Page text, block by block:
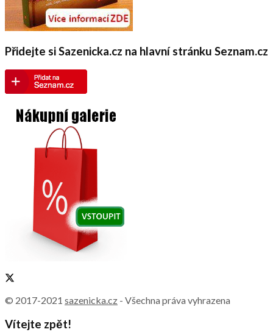
Přidejte si Sazenicka.cz na hlavní stránku Seznam.cz
© 2017-2021 sazenicka.cz - Všechna práva vyhrazena
Vítejte zpět!